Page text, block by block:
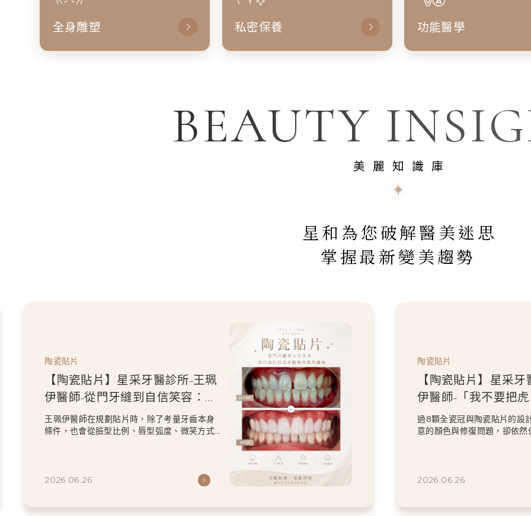
全身雕塑 私密保養 功能醫學
BEAUTY
美麗知識庫
星和為您破解醫美迷思
掌握最新變美趨勢
陶瓷貼片
【陶瓷貼片】星采牙醫診所-王珮
伊醫師-從門牙縫到自信笑容：美
白貼片打造更精緻的微笑曲線
王珮伊醫師在規劃貼片時，除了考量牙齒本身
條件，也會從臉型比例、唇型弧度、微笑方式
2026.06.26
陶瓷貼片
【陶瓷貼片】星采
伊醫師-「我不要把
掉。」，一場保留個
笑設計
過8顆全瓷冠與陶瓷貼片的設
意的顏色與修復問題，卻依然
2026.06.26